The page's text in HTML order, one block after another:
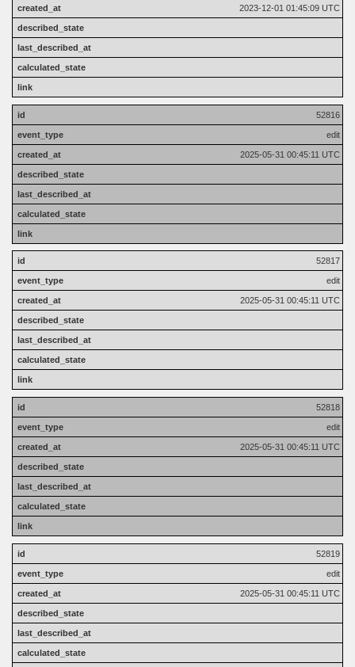
2023-12-01 01:45:09 UTC
52816
edit
2025-05-31 00:45:11 UTC
52817
edit
2025-05-31 00:45:11 UTC
52818
edit
2025-05-31 00:45:11 UTC
52819
edit
2025-05-31 00:45:11 UTC